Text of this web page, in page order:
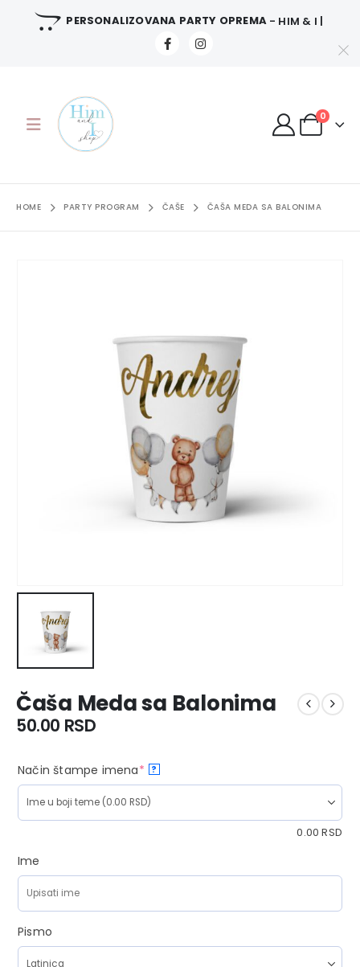
PERSONALIZOVANA PARTY OPREMA - HIM & I |
0
HOME PARTY PROGRAM ČAŠE ČAŠA MEDA SA BALONIMA
Čaša Meda sa Balonima
50.00 RSD
Način štampe imena* ?
0.00RSD
Ime
Pismo